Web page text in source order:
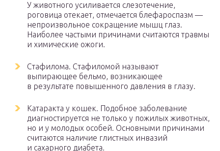
У животного усиливается слезотечение,
роговица отекает, отмечается блефароспазм —
непроизвольное сокращение мышц глаз.
Наиболее частыми причинами считаются травмы
и химические ожоги.
Стафилома. Стафиломой называют
выпирающее бельмо, возникающее
в результате повышенного давления в глазу.
Катаракта у кошек. Подобное заболевание
диагностируется не только у пожилых животных,
но и у молодых особей. Основными причинами
считаются наличие глистных инвазий
и сахарного диабета.